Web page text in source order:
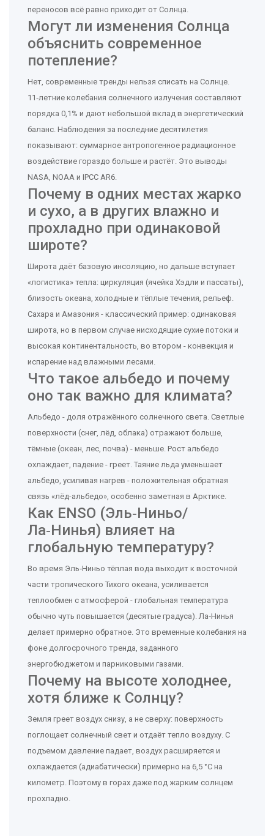
переносов всё равно приходит от Солнца.
Могут ли изменения Солнца
объяснить современное
потепление?
Нет, современные тренды нельзя списать на Солнце.
11‑летние колебания солнечного излучения составляют
порядка 0,1% и дают небольшой вклад в энергетический
баланс. Наблюдения за последние десятилетия
показывают: суммарное антропогенное радиационное
воздействие гораздо больше и растёт. Это выводы
NASA, NOAA и IPCC AR6.
Почему в одних местах жарко
и сухо, а в других влажно и
прохладно при одинаковой
широте?
Широта даёт базовую инсоляцию, но дальше вступает
«логистика» тепла: циркуляция (ячейка Хэдли и пассаты),
близость океана, холодные и тёплые течения, рельеф.
Сахара и Амазония - классический пример: одинаковая
широта, но в первом случае нисходящие сухие потоки и
высокая континентальность, во втором - конвекция и
испарение над влажными лесами.
Что такое альбедо и почему
оно так важно для климата?
Альбедо - доля отражённого солнечного света. Светлые
поверхности (снег, лёд, облака) отражают больше,
тёмные (океан, лес, почва) - меньше. Рост альбедо
охлаждает, падение - греет. Таяние льда уменьшает
альбедо, усиливая нагрев - положительная обратная
связь «лёд-альбедо», особенно заметная в Арктике.
Как ENSO (Эль‑Ниньо/
Ла‑Нинья) влияет на
глобальную температуру?
Во время Эль‑Ниньо тёплая вода выходит к восточной
части тропического Тихого океана, усиливается
теплообмен с атмосферой - глобальная температура
обычно чуть повышается (десятые градуса). Ла‑Нинья
делает примерно обратное. Это временные колебания на
фоне долгосрочного тренда, заданного
энергобюджетом и парниковыми газами.
Почему на высоте холоднее,
хотя ближе к Солнцу?
Земля греет воздух снизу, а не сверху: поверхность
поглощает солнечный свет и отдаёт тепло воздуху. С
подъемом давление падает, воздух расширяется и
охлаждается (адиабатически) примерно на 6,5 °C на
километр. Поэтому в горах даже под жарким солнцем
прохладно.